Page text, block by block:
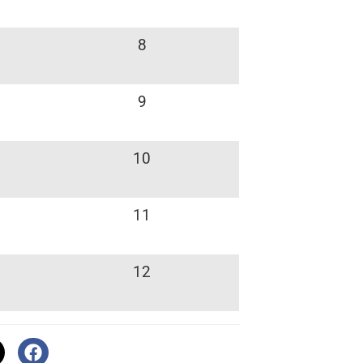
8
9
10
11
12